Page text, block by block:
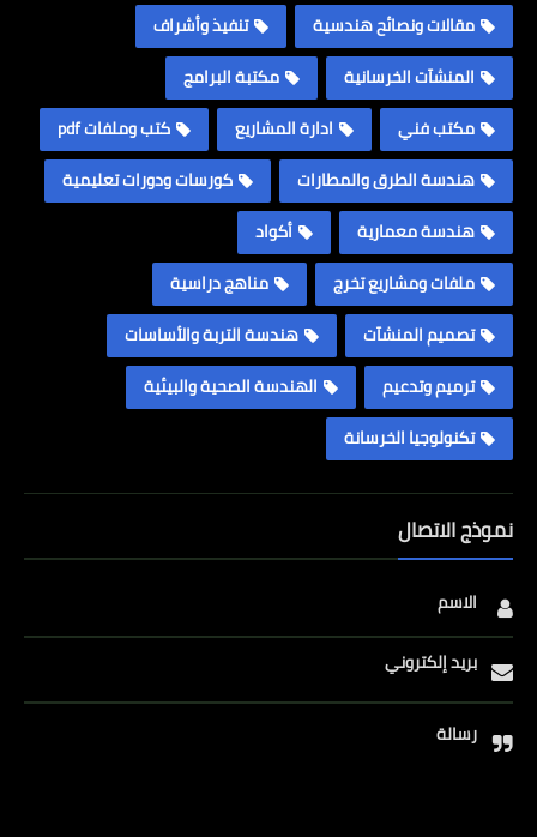
مقالات ونصائح هندسية
تنفيذ وأشراف
المنشآت الخرسانية
مكتبة البرامج
مكتب فني
ادارة المشاريع
كتب وملفات pdf
هندسة الطرق والمطارات
كورسات ودورات تعليمية
هندسة معمارية
أكواد
ملفات ومشاريع تخرج
مناهج دراسية
تصميم المنشآت
هندسة التربة والأساسات
ترميم وتدعيم
الهندسة الصحية والبيئية
تكنولوجيا الخرسانة
نموذج الاتصال
الاسم
بريد إلكتروني
رسالة